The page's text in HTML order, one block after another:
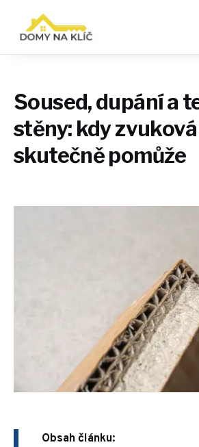
Soused, dupání a
stěny: kdy
skutečně pomůže
Obsah článku: